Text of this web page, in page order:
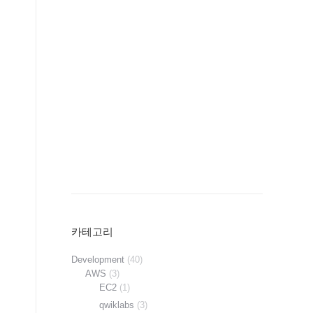
카테고리
Development (40)
AWS (3)
EC2 (1)
qwiklabs (3)